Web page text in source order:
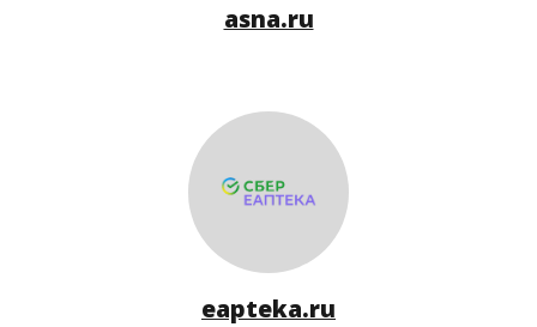
asna.ru
eapteka.ru